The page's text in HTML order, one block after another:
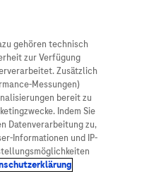
gehören technisch
zur Verfügung
Zusätzlich
Messungen)
bereit zu
Indem Sie
Datenverarbeitung zu,
Informationen und IP-